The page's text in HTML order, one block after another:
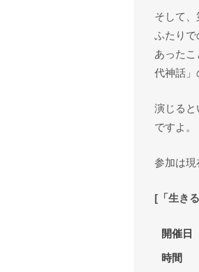
そして
ふたりで
あった
代神話」
演じると
ですよ。
参加は現
[「生き
開催日
時間